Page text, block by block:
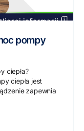
pompy
ciepła?
ciepła jest
zapewnia